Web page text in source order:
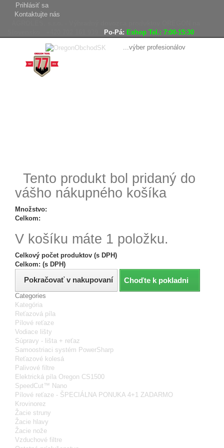
Prihlásiť sa
Kontaktujte nás
Po-Pá: Eshop Tel.: 7:00-15:30
...výber profesionálov
Tento produkt bol pridaný do
vášho nákupného košíka
Množstvo:
Celkom:
V košíku máte 1 položku.
Celkový počet produktov (s DPH)
Celkom: (s DPH)
Pokračovať v nakupovaní Choďte k pokladni
Categories
Kategória
Reťazová píla
Pílové reťaze
Vodiace lišty
Súpravy - lišta + reťaz
Samoostriaci systém PowerSharp
Reťazové kolesá
Palivové filtre
Elektrická píla Oregon CS1500
SpeedCut™ Nano
Pílové reťaze - ŠPECIÁLNA PONUKA 4+1 ZADARMO
Krovinorez
Žacie struny
Žacie hlavy
Žacie nože
Vzduchové filtre